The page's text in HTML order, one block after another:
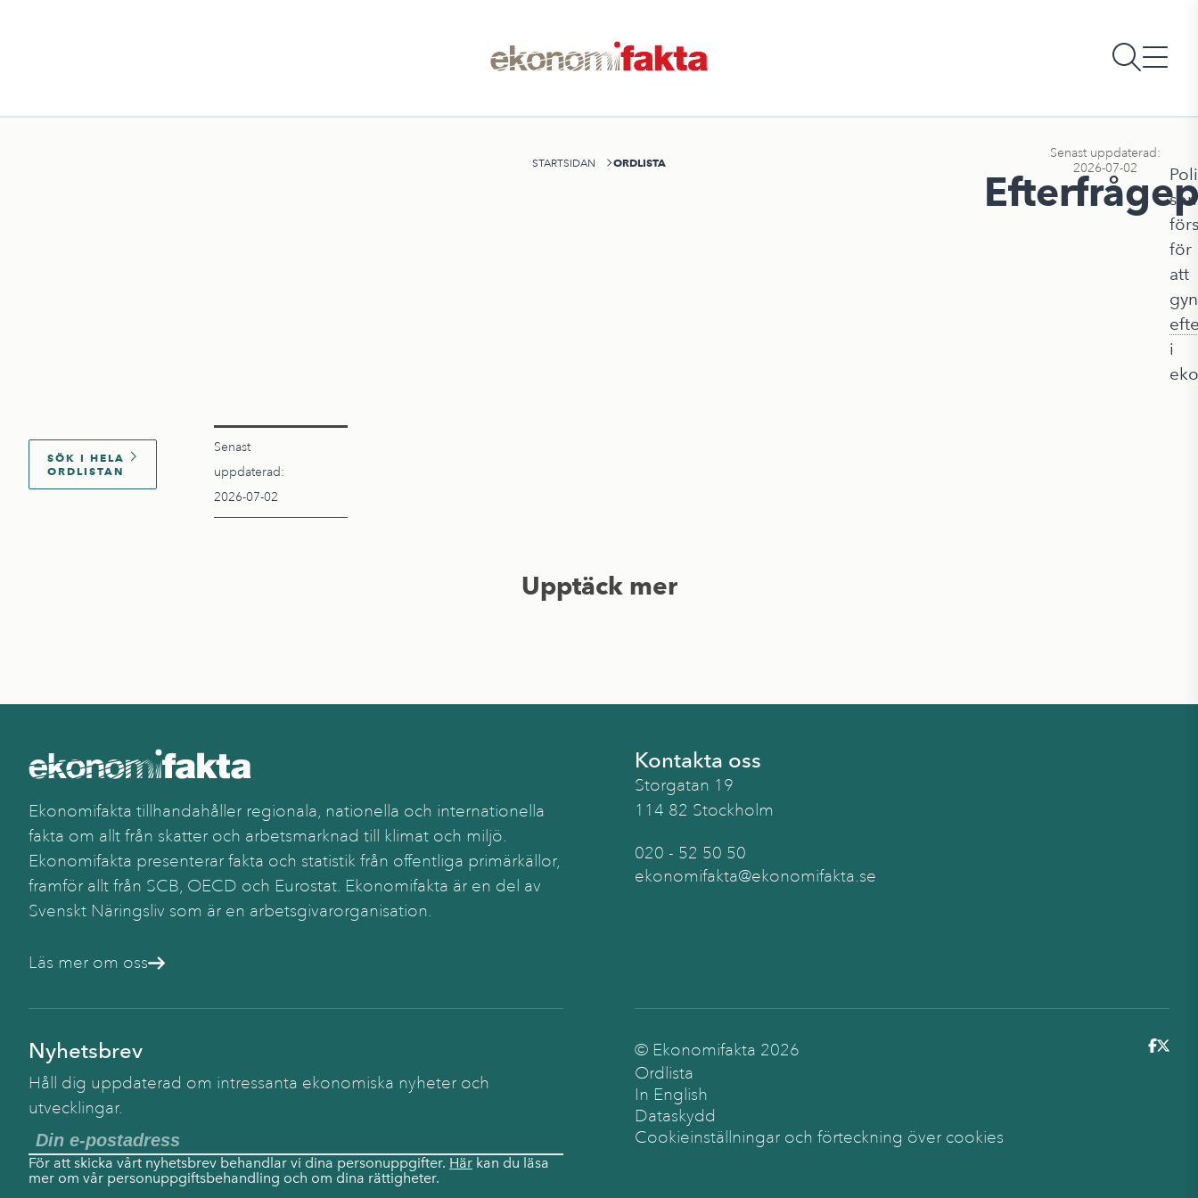
STARTSIDAN ORDLISTA
Senast uppdaterad:
2026-07-02
förs
för
att
i
SÖK I HELA
ORDLISTAN
Senast
uppdaterad:
2026-07-02
Upptäck mer
Ekonomifakta tillhandahåller regionala, nationella och internationella
fakta om allt från skatter och arbetsmarknad till klimat och miljö.
Ekonomifakta presenterar fakta och statistik från offentliga primärkällor,
framför allt från SCB, OECD och Eurostat. Ekonomifakta är en del av
Svenskt Näringsliv som är en arbetsgivarorganisation.
Läs mer om oss
Kontakta oss
Storgatan 19
114 82 Stockholm
020 - 52 50 50
ekonomifakta@ekonomifakta.se
Nyhetsbrev
Håll dig uppdaterad om intressanta ekonomiska nyheter och
utvecklingar.
För att skicka vårt nyhetsbrev behandlar vi dina personuppgifter. Här kan du läsa
mer om vår personuppgiftsbehandling och om dina rättigheter.
© Ekonomifakta 2026
Ordlista
In English
Dataskydd
Cookieinställningar och förteckning över cookies